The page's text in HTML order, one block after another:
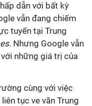
dẫn với bất kỳ
vẫn đang chiếm
tuyến tại Trung
. Nhưng Google vẫn
những giá trị của
cùng với việc
tục ve vãn Trung